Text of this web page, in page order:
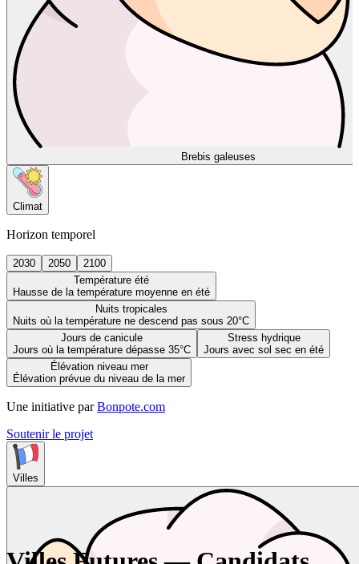
Brebis galeuses
Climat
Horizon temporel
2030 2050
2100
Température été
Hausse de la température moyenne en été
Nuits tropicales
Nuits où la température ne descend pas sous 20°C
Jours de canicule
Jours où la température dépasse 35°C
Stress hydrique
Jours avec sol sec en été
Élévation niveau mer
Élévation prévue du niveau de la mer
Une initiative par Bonpote.com
Soutenir le projet
Villes